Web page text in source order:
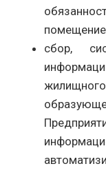
сбор,